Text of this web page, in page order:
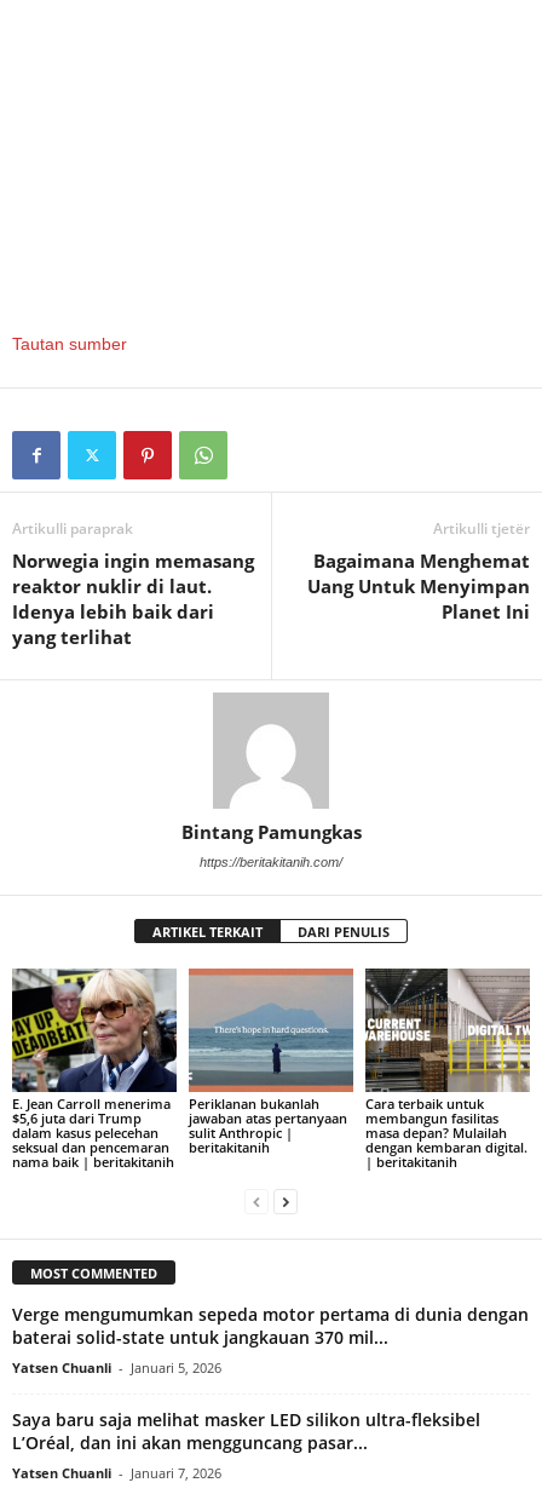
Tautan sumber
Artikulli paraprak
Norwegia ingin memasang
reaktor nuklir di laut.
Idenya lebih baik dari
yang terlihat
Artikulli tjetër
Bagaimana Menghemat
Uang Untuk Menyimpan
Planet Ini
Bintang Pamungkas
https://beritakitanih.com/
ARTIKEL TERKAIT DARI PENULIS
E. Jean Carroll menerima
$5,6 juta dari Trump
dalam kasus pelecehan
seksual dan pencemaran
nama baik | beritakitanih
Periklanan bukanlah
jawaban atas pertanyaan
sulit Anthropic |
beritakitanih
Cara terbaik untuk
membangun fasilitas
masa depan? Mulailah
dengan kembaran digital.
| beritakitanih
MOST COMMENTED
Verge mengumumkan sepeda motor pertama di dunia dengan
baterai solid-state untuk jangkauan 370 mil...
Yatsen Chuanli - Januari 5, 2026
Saya baru saja melihat masker LED silikon ultra-fleksibel
L’Oréal, dan ini akan mengguncang pasar...
Yatsen Chuanli - Januari 7, 2026